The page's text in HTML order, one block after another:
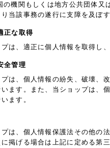
の機関もしくは地方公共団体
当該事務の遂行に支障を及ぼ
正な取得
は、適正に個人情報を取得し
全管理
プは、個人情報の紛失、破壊、
います。また、当ショップは、
ます。
プは、個人情報保護法その他の
掲げる場合は上記に定める第